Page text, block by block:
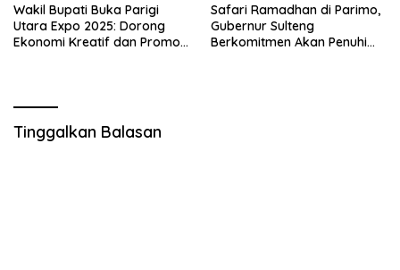
Wakil Bupati Buka Parigi
Utara Expo 2025: Dorong
Ekonomi Kreatif dan Promosi
Safari Ramadhan di Parimo,
Gubernur Sulteng
Berkomitmen Akan Penuhi
Tinggalkan Balasan